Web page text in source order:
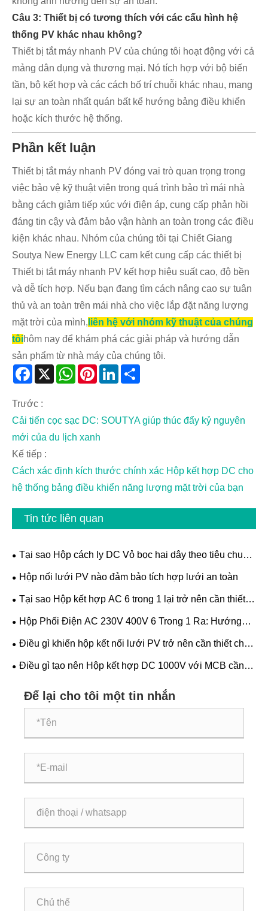
Câu 3: Thiết bị có tương thích với các cấu hình hệ
thống PV khác nhau không?
Thiết bị tắt máy nhanh PV của chúng tôi hoạt động với cả
mảng dân dụng và thương mại. Nó tích hợp với bộ biến
tần, bộ kết hợp và các cách bố trí chuỗi khác nhau, mang
lại sự an toàn nhất quán bất kể hướng bảng điều khiển
hoặc kích thước hệ thống.
Phần kết luận
Thiết bị tắt máy nhanh PV đóng vai trò quan trọng trong
việc bảo vệ kỹ thuật viên trong quá trình bảo trì mái nhà
bằng cách giảm tiếp xúc với điện áp, cung cấp phản hồi
đáng tin cậy và đảm bảo vận hành an toàn trong các điều
kiện khác nhau. Nhóm của chúng tôi tại Chiết Giang
Soutya New Energy LLC cam kết cung cấp các thiết bị
Thiết bị tắt máy nhanh PV kết hợp hiệu suất cao, độ bền
và dễ tích hợp. Nếu bạn đang tìm cách nâng cao sự tuân
thủ và an toàn trên mái nhà cho việc lắp đặt năng lượng
mặt trời của mình, liên hệ với nhóm kỹ thuật của chúng
tôihôm nay để khám phá các giải pháp và hướng dẫn
sản phẩm từ nhà máy của chúng tôi.
Facebook
X WhatsAppPinterestLinkedIn
Trước :
Cải tiến cọc sạc DC: SOUTYA giúp thúc đẩy kỷ nguyên
mới của du lịch xanh
Kế tiếp :
Cách xác định kích thước chính xác Hộp kết hợp DC cho
hệ thống bảng điều khiển năng lượng mặt trời của bạn
Tin tức liên quan
Tại sao Hộp cách ly DC Vỏ bọc hai dây theo tiêu chuẩn
IP65 là lựa chọn phù hợp để bảo vệ hệ thống năng
Hộp nối lưới PV nào đảm bảo tích hợp lưới an toàn
Tại sao Hộp kết hợp AC 6 trong 1 lại trở nên cần thiết
cho hệ thống điện năng lượng mặt trời hiện đại
Hộp Phối Điện AC 230V 400V 6 Trong 1 Ra: Hướng
Dẫn Chọn Chìa Khóa
Điều gì khiến hộp kết nối lưới PV trở nên cần thiết cho
hệ thống năng lượng mặt trời
Điều gì tạo nên Hộp kết hợp DC 1000V với MCB cần
Để lại cho tôi một tin nhắn